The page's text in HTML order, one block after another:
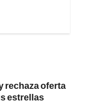
rechaza oferta
estrellas